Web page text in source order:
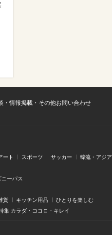
・情報掲載・その他お問い合わせ
ート スポーツ サッカー 韓流・アジア
ーパス
貨 キッチン用品 ひとりを楽しむ
集 カラダ・ココロ・キレイ